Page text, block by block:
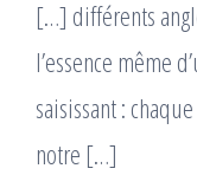
[…] différents
l’essence même
saisissant :
notre […]